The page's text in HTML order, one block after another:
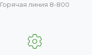
Горячая линия 8-800